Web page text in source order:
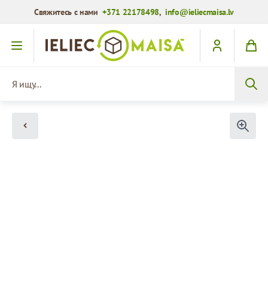
Свяжитесь с нами+371 22178498,info@ieliecmaisa.lv
Перейти к содержимому